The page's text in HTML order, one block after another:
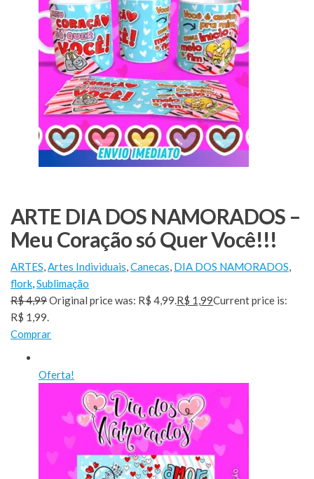
ARTE DIA DOS NAMORADOS –
Meu Coração só Quer Você!!!
ARTES,Artes Individuais,Canecas, DIA DOS NAMORADOS,
flork,Sublimação
R$ 4,99Original price was: R$ 4,99.R$ 1,99Current price is:
R$ 1,99.
Comprar
Oferta!